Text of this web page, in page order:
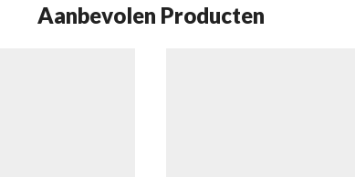
Aanbevolen Producten